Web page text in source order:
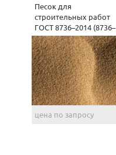
Песок для
строительных работ
ГОСТ 8736–2014 (8736–
93)
цена по запросу